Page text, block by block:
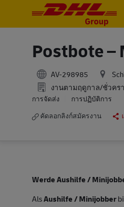
Postbote
AV-298985
งานตามฤดูกาล/ชั่วคร
การจัดส่ง
การปฏิบัติการ
คัดลอกลิงก์สมัครงาน
Werde Aushilfe /
AlsAushilfe / Minijobber